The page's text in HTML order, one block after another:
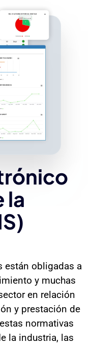
la
están obligadas a
y muchas
en relación
y prestación de
normativas
la industria, las